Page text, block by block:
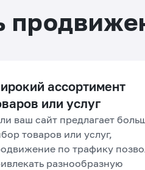
ассортимент
или услуг
ваш сайт предлагает
товаров или услуг,
по трафику
разнообразную